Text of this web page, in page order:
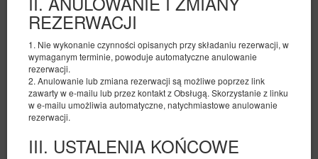
REZERWACJI
1. Nie wykonanie czynności opisanych przy składaniu rezerwacji, w
wymaganym terminie, powoduje automatyczne anulowanie
rezerwacji.
2. Anulowanie lub zmiana rezerwacji są możliwe poprzez link
zawarty w e-mailu lub przez kontakt z Obsługą. Skorzystanie z linku
w e-mailu umożliwia automatyczne, natychmiastowe anulowanie
rezerwacji.
III. USTALENIA KOŃCOWE